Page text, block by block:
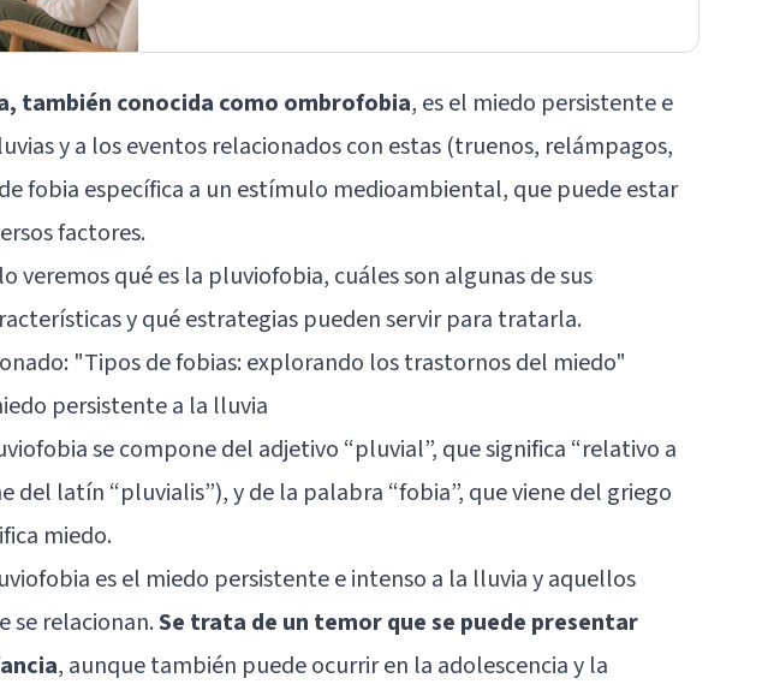
también conocida como ombrofobia, es el miedo persistente e
y a los eventos relacionados con estas (truenos, relámpagos,
fobia específica a un estímulo medioambiental, que puede estar
factores.
veremos qué es la pluviofobia, cuáles son algunas de sus
y qué estrategias pueden servir para tratarla.
"Tipos de fobias: explorando los trastornos del miedo"
persistente a la lluvia
se compone del adjetivo “pluvial”, que significa “relativo a
del latín “pluvialis”), y de la palabra “fobia”, que viene del griego
miedo.
es el miedo persistente e intenso a la lluvia y aquellos
se relacionan.Se trata de un temor que se puede presentar
, aunque también puede ocurrir en la adolescencia y la